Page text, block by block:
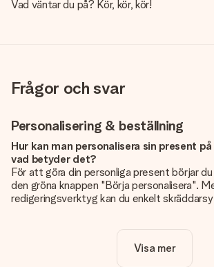
Vad väntar du på? Kör, kör, kör!
Frågor och svar
Personalisering & beställning
Hur kan man personalisera sin present
vad betyder det?
För att göra din personliga present börjar
den gröna knappen "Börja personalisera".
redigeringsverktyg kan du enkelt
Kostar det något extra att personalisera
Visa mer